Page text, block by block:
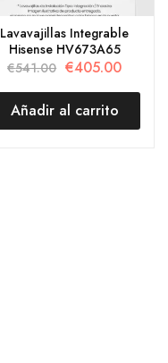
Lavavajillas Integrable
Hisense HV673A65
€541.00 €405.00
Añadir al carrito